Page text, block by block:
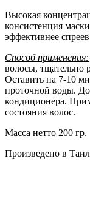
Высокая
консистенция
эффективнее
Способ применения:
волосы, тщательно
Оставить на 7-10
проточной воды.
кондиционера.
состояния волос.
Масса нетто 200 гр.
Произведено в